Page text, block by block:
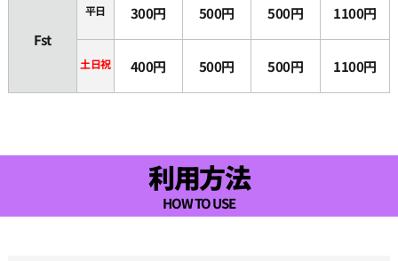
Fst
平日 300円 500円 500円 1100円
土日祝 400円 500円 500円 1100円
利用方法
HOW TO USE